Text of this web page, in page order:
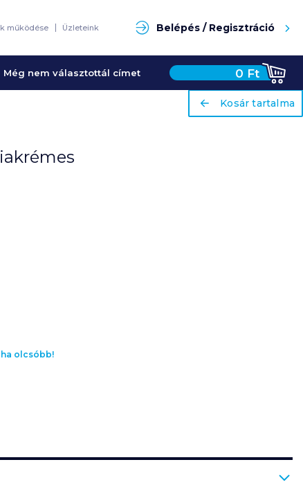
működése Üzleteink Belépés / Regisztráció
Még nem választottál címet 0 Ft
ariaLabel
Kosár tartalma
ha olcsóbb!